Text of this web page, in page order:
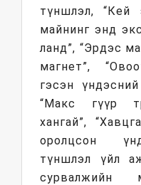
түншлэл, “Кей
майнинг энд
ланд”, “Эрдэс
магнет”,
гэсэн
“Макс гүүр
хангай”,
оролцсон
түншлэл үйл
сурвалжийн